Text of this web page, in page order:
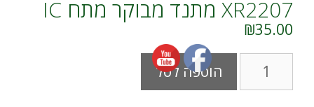
XR2207 מתנד מבוקר מתח IC
₪35.00
כמות
voltage-
הוספה לסל